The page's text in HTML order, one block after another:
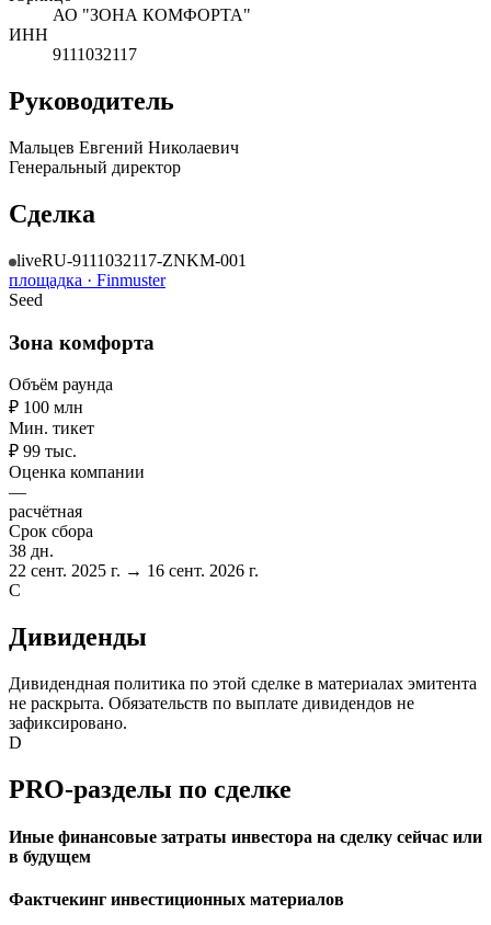
АО "ЗОНА КОМФОРТА"
ИНН
9111032117
Руководитель
Мальцев Евгений Николаевич
Генеральный директор
Сделка
liveRU-9111032117-ZNKM-001
площадка · Finmuster
Seed
Зона комфорта
Объём раунда
₽ 100 млн
Мин. тикет
₽ 99 тыс.
Оценка компании
—
расчётная
Срок сбора
38 дн.
22 сент. 2025 г. → 16 сент. 2026 г.
C
Дивиденды
Дивидендная политика по этой сделке в материалах эмитента
не раскрыта. Обязательств по выплате дивидендов не
зафиксировано.
D
PRO-разделы по сделке
Иные финансовые затраты инвестора на сделку сейчас или
в будущем
Фактчекинг инвестиционных материалов